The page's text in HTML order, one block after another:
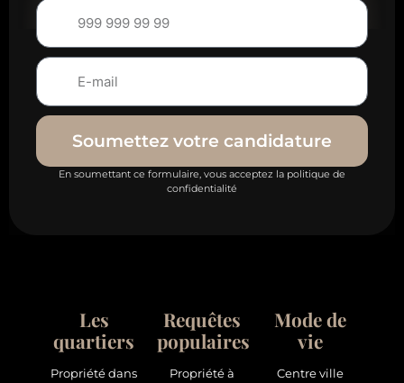
Soumettez votre candidature
En soumettant ce formulaire, vous acceptez la politique de
confidentialité
Les
quartiers
Propriété dans
Requêtes
populaires
Propriété à
Mode de
vie
Centre ville